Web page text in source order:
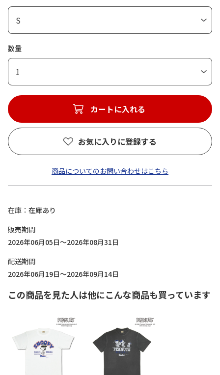
数量
1
カートに入れる
お気に入りに登録する
商品についてのお問い合わせはこちら
在庫
在庫あり
販売期間
2026年06月05日～2026年08月31日
配送期間
2026年06月19日～2026年09月14日
この商品を見た人は他にこんな商品も買っています